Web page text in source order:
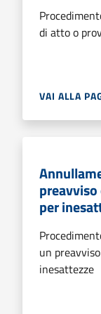
di atto o
VAI ALLA
per
un
inesattezze